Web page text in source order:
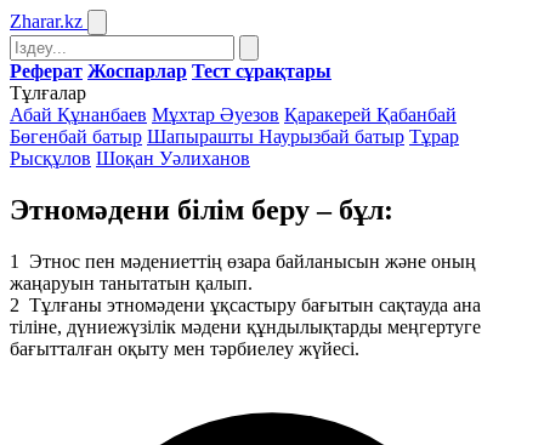
Zharar.kz
Реферат Жоспарлар Тест сұрақтары
Тұлғалар
Абай Құнанбаев Мұхтар Әуезов Қаракерей Қабанбай
Бөгенбай батыр Шапырашты Наурызбай батыр Тұрар
Рысқұлов Шоқан Уәлиханов
Этномәдени білім беру – бұл:
1
Этнос пен мәдениеттің өзара байланысын және оның
жаңаруын танытатын қалып.
2 Тұлғаны этномәдени ұқсастыру бағытын сақтауда ана
тіліне, дүниежүзілік мәдени құндылықтарды меңгертуге
бағытталған оқыту мен тәрбиелеу жүйесі.